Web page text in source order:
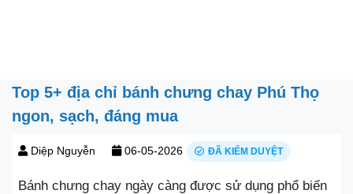
Top 5+ địa chỉ bánh chưng chay Phú Thọ
ngon, sạch, đáng mua
Diệp Nguyễn 06-05-2026 ĐÃ KIỂM DUYỆT
Bánh chưng chay ngày càng được sử dụng phổ biến